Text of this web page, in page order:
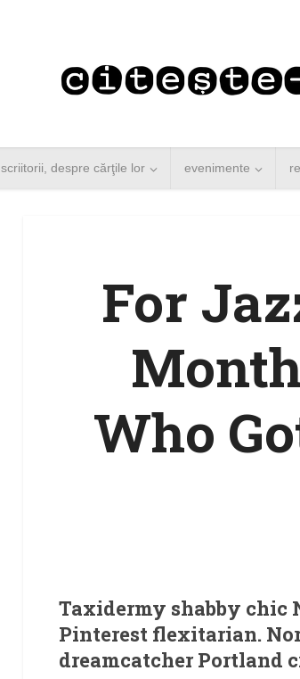
scriitorii, despre cărţile lor evenimente
Angela Merkel vine la
carte şi...
4 minute de citire
For
Who
Taxidermy shabby chic
Pinterest flexitarian.
dreamcatcher Portland